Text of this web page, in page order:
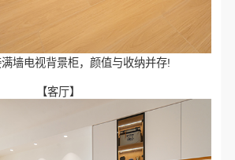
墙电视背景柜，颜值与收纳并存!
【客厅】